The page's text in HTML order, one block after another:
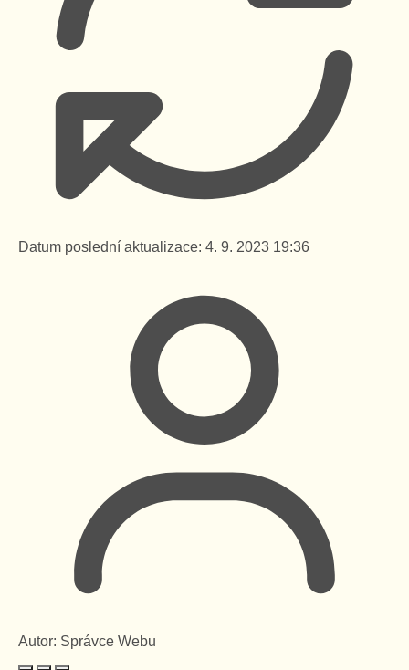
Datum poslední aktualizace: 4. 9. 2023 19:36
Autor: Správce Webu